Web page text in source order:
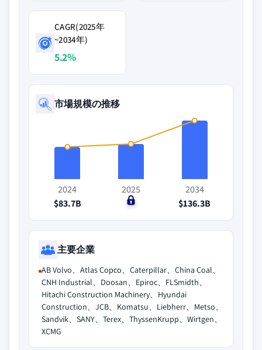
CAGR(2025年
~2034年)
5.2%
市場規模の推移
2024
$83.7B
2025
$0
2034
$136.3B
主要企業
AB Volvo、Atlas Copco、Caterpillar、China Coal、
CNH Industrial、Doosan、Epiroc、FLSmidth、
Hitachi Construction Machinery、Hyundai
Construction、JCB、Komatsu、Liebherr、Metso、
Sandvik、SANY、Terex、ThyssenKrupp、Wirtgen、
XCMG